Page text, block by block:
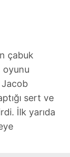
çabuk
oyunu
Jacob
sert ve
İlk yarıda